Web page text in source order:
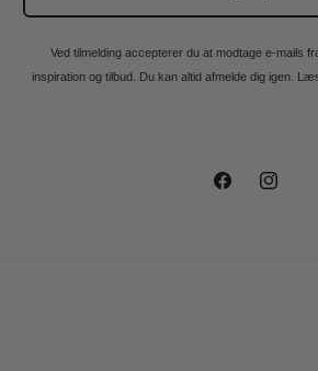
Ved tilmelding accepterer du at modtage e-mails
inspiration og tilbud. Du kan altid afmelde dig igen.
FacebookInstagram